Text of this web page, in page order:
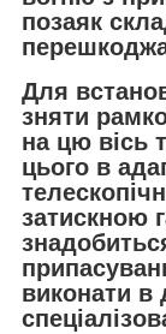
позаяк
Для
зняти
на цю вісь
цього в
затискною
виконати в